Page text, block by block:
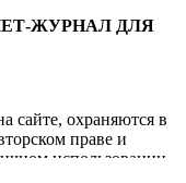
ЖУРНАЛ ДЛЯ
сайте, охраняются в
праве и
использовании